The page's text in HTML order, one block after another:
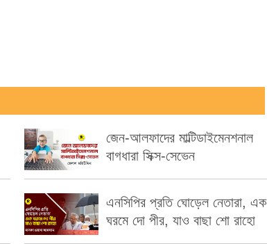
জেন-আলফাদের মাল্টিডাইমেনশনাল
বাগধারা সিক্স-সেভেন
এনসিপির প্রতি ঘোড়েল নেতারা, এক
ঘরমে দো পীর, যাও বাছা শো রাহো